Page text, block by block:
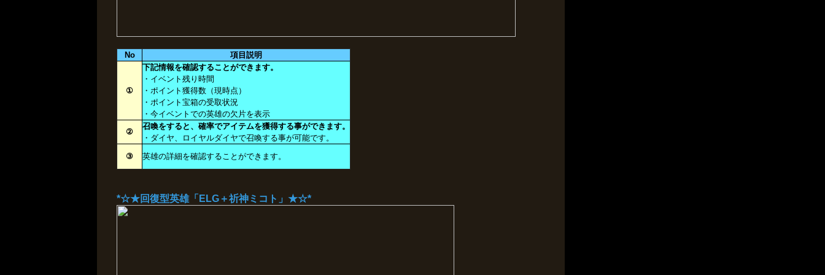
No 項目説明
①
下記情報を確認することができます。
・イベント残り時間
・ポイント獲得数（現時点）
・ポイント宝箱の受取状況
・今イベントでの英雄の欠片を表示
②
召喚をすると、確率でアイテムを獲得する事ができます。
・ダイヤ、ロイヤルダイヤで召喚する事が可能です。
③
英雄の詳細を確認することができます。
*☆★回復型英雄「ELG＋祈神ミコト」★☆*